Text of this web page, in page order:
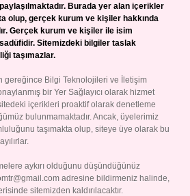
paylaşılmaktadır. Burada yer alan içerikler
olup, gerçek kurum ve kişiler hakkında
Gerçek kurum ve kişiler ile isim
Sitemizdeki bilgiler taslak
taşımazlar.
gereğince Bilgi Teknolojileri ve İletişim
bir Yer Sağlayıcı olarak hizmet
içerikleri proaktif olarak denetleme
bulunmamaktadır. Ancak, üyelerimiz
taşımakta olup, siteye üye olarak bu
aykırı olduğunu düşündüğünüz
adresine bildirmeniz halinde,
sitemizden kaldırılacaktır.